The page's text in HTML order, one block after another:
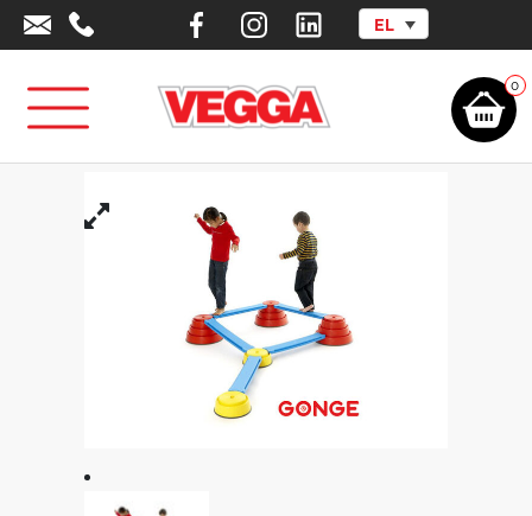
EL
0
Αρχική σελίδα Αθλητικά Είδη - Εξοπλισμός/Φυσική Αγωγή –